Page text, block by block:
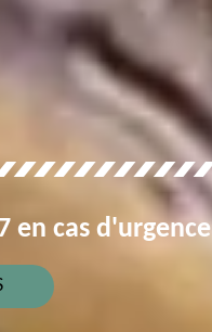
en cas d'urgence